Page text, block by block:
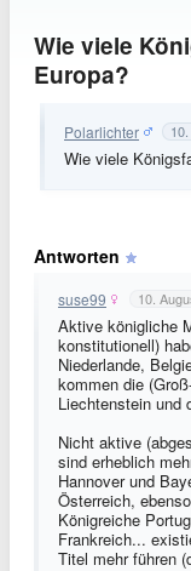
Wie viele
Europa?
Polarlichter
Wie viele
Antworten
suse99 10.
Aktive königliche
konstitutionell)
Niederlande,
kommen die
Liechtenstein und
Nicht aktive
sind erheblich
Hannover und
Österreich,
Königreiche
Frankreich...
Titel mehr führen